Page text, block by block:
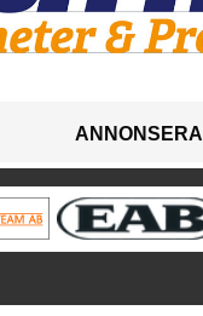
ANNONSERA